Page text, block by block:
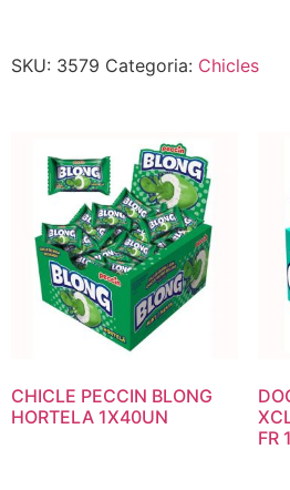
SKU: 3579 Categoria: Chicles
CHICLE PECCIN BLONG
HORTELA 1X40UN
FR